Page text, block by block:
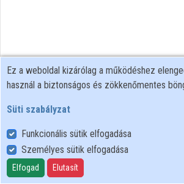
Felhasználói szabályzat
Adatkezelési tájékoztató
Süti szabályzat
Ez a weboldal kizárólag a működéshez
használ a biztonságos és zökkenőmentes
Süti szabályzat
Funkcionális sütik elfogadása
Személyes sütik elfogadása
Elfogad Elutasít